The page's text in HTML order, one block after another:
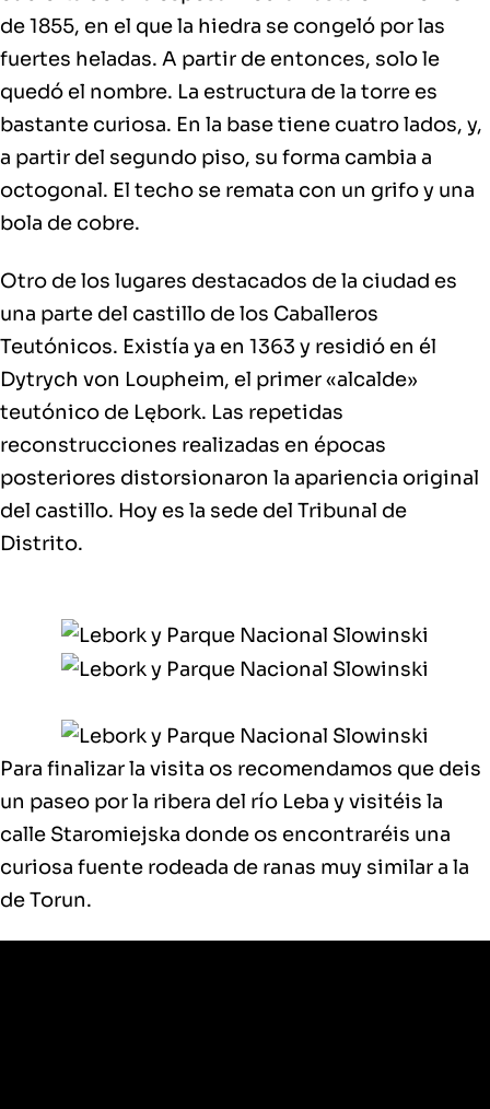
de 1855, en el que la hiedra se congeló por las
fuertes heladas. A partir de entonces, solo le
quedó el nombre. La estructura de la torre es
bastante curiosa. En la base tiene cuatro lados, y,
a partir del segundo piso, su forma cambia a
octogonal. El techo se remata con un grifo y una
bola de cobre.
Otro de los lugares destacados de la ciudad es
una parte del castillo de los Caballeros
Teutónicos. Existía ya en 1363 y residió en él
Dytrych von Loupheim, el primer «alcalde»
teutónico de Lębork. Las repetidas
reconstrucciones realizadas en épocas
posteriores distorsionaron la apariencia original
del castillo. Hoy es la sede del Tribunal de
Distrito.
Para finalizar la visita os recomendamos que deis
un paseo por la ribera del río Leba y visitéis la
calle Staromiejska donde os encontraréis una
curiosa fuente rodeada de ranas muy similar a la
de Torun.